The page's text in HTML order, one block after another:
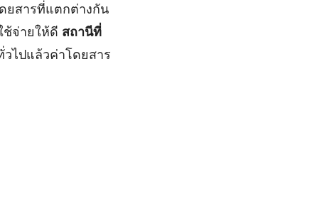
ยสารที่แตกต่างกัน
ช้จ่ายให้ดี สถานีที่
ไปแล้วค่าโดยสาร